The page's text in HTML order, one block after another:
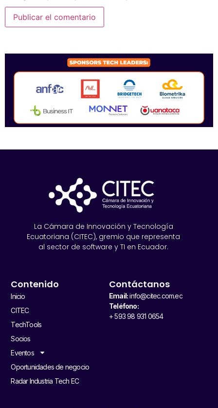
La Cámara de Innovación y Tecnología
Ecuatoriana (CITEC), gremio que representa
al sector de software y TI en Ecuador.
Contenido
Inicio
CITEC
TechTools
Socios
Eventos
Oportunidades de negocio
Radar Industria Tech EC
Contáctanos
Email:info@citec.com.ec
Teléfono:
+ 593 98 931 0654